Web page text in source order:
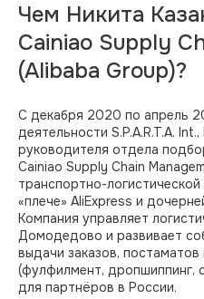
Чем Никита
Cainiao Supply
(Alibaba Group)?
С декабря 2020 по апрель
деятельности S.P.A.R.T.A.
руководителя отдела
Cainiao Supply Chain
транспортно-
«плече» AliExpress и
Компания управляет
Домодедово и развивает
выдачи заказов,
(фулфилмент, дропшиппинг,
для партнёров в России.